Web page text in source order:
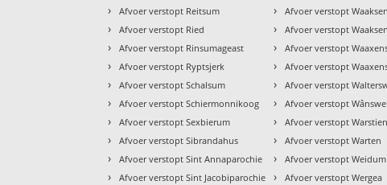
› Afvoer verstopt Reitsum
› Afvoer verstopt Ried
› Afvoer verstopt Rinsumageast
› Afvoer verstopt Ryptsjerk
› Afvoer verstopt Schalsum
› Afvoer verstopt Schiermonnikoog
› Afvoer verstopt Sexbierum
› Afvoer verstopt Sibrandahus
› Afvoer verstopt Sint Annaparochie
› Afvoer verstopt Sint Jacobiparochie
› Afvoer verstopt
› Afvoer verstopt
› Afvoer verstopt
› Afvoer verstopt
› Afvoer verstopt
› Afvoer verstopt
› Afvoer verstopt
› Afvoer verstopt Warten
› Afvoer verstopt Weidum
› Afvoer verstopt Wergea